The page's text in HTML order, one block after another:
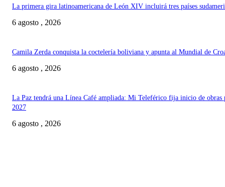
La primera gira latinoamericana de León XIV incluirá tres países
6 agosto , 2026
Camila Zerda conquista la coctelería boliviana y apunta al Mundial de
6 agosto , 2026
La Paz tendrá una Línea Café ampliada: Mi Teleférico fija inicio de obras
2027
6 agosto , 2026